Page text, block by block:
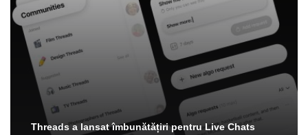
Threads a lansat îmbunătățiri pentru Live Chats